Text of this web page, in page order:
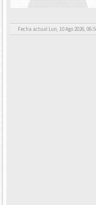
Fecha actual Lun, 10 Ago 2026,